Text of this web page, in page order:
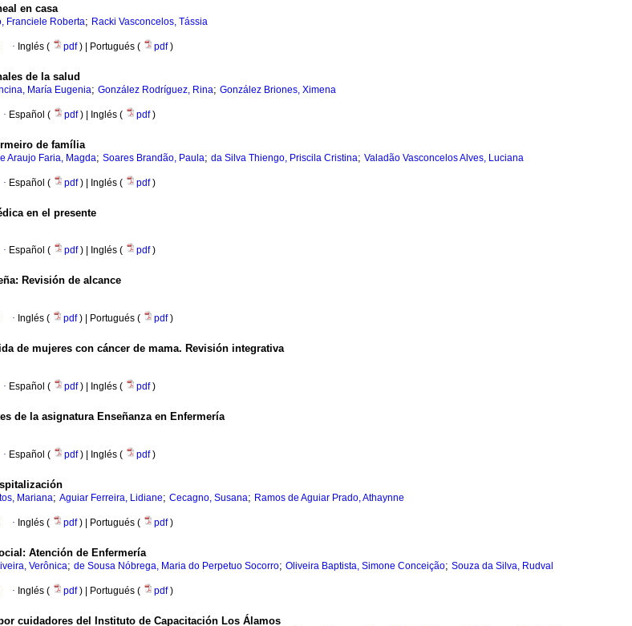
en casa
Franciele Roberta; Racki Vasconcelos, Tássia
· Inglés ( pdf) | Portugués ( pdf)
de la salud
María Eugenia; González Rodríguez, Rina; González Briones, Ximena
· Español ( pdf) | Inglés ( pdf)
de família
Araujo Faria, Magda; Soares Brandão, Paula; da Silva Thiengo, Priscila Cristina; Valadão Vasconcelos Alves, Luciana
· Español ( pdf) | Inglés ( pdf)
en el presente
· Español ( pdf) | Inglés ( pdf)
Revisión de alcance
· Inglés ( pdf) | Portugués ( pdf)
de mujeres con cáncer de mama. Revisión integrativa
· Español ( pdf) | Inglés ( pdf)
de la asignatura Enseñanza en Enfermería
· Español ( pdf) | Inglés ( pdf)
Mariana; Aguiar Ferreira, Lidiane; Cecagno, Susana; Ramos de Aguiar Prado, Athaynne
· Inglés ( pdf) | Portugués ( pdf)
Atención de Enfermería
Verônica; de Sousa Nóbrega, Maria do Perpetuo Socorro; Oliveira Baptista, Simone Conceição; Souza da Silva, Rudval
· Inglés ( pdf) | Portugués ( pdf)
cuidadores del Instituto de Capacitación Los Álamos